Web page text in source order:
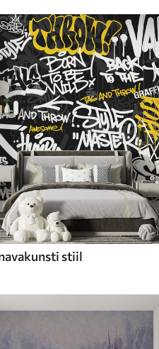
stiil